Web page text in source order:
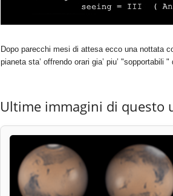
Dopo parecchi mesi di attesa ecco una nottata
pianeta sta’ offrendo orari gia’ piu’
Ultime immagini di questo